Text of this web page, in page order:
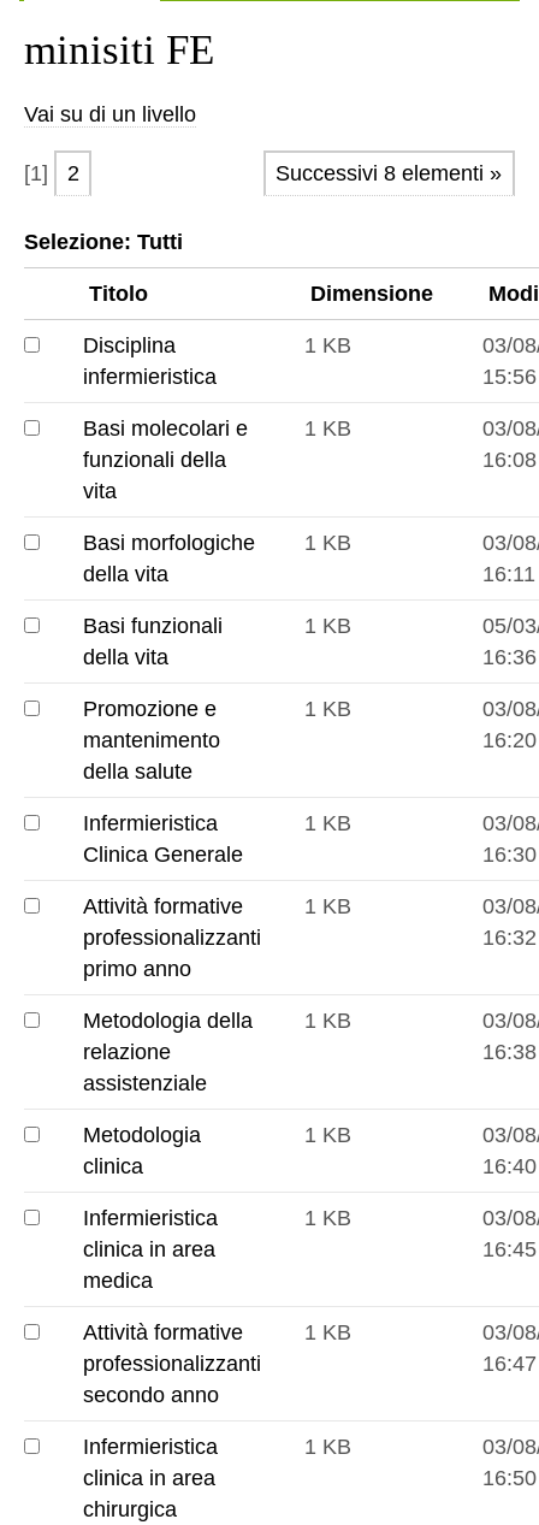
minisiti FE
Vai su di un livello
Successivi 8 elementi »
[1] 2
Selezione:Tutti
Titolo Dimensione
Disciplina
infermieristica
Disciplina
infermieristica
1 KB
03/
15:56
molecolari
e
funzionali
vita
Basi molecolari e
funzionali della
vita
1 KB
03/
16:08
morfologiche
della
Basi morfologiche
della vita
1 KB
03/
16:11
funzionali
della
Basi funzionali
della vita
1 KB
05/
16:36
Promozione
mantenimento
della
salute
Promozione e
mantenimento
della salute
1 KB
03/
16:20
Infermieristica
Clinica
Generale
Infermieristica
Clinica Generale
1 KB
03/
16:30
Attività
formative
professionalizzanti
primo
Attività formative
professionalizzanti
primo anno
1 KB
03/
16:32
Metodologia
relazione
assistenziale
Metodologia della
relazione
assistenziale
1 KB
03/
16:38
Metodologia
clinica
Metodologia
clinica
1 KB
03/
16:40
Infermieristica
clinica
in
area
medica
Infermieristica
clinica in area
medica
1 KB
03/
16:45
Attività
formative
professionalizzanti
secondo
Attività formative
professionalizzanti
secondo anno
1 KB
03/
16:47
Infermieristica
clinica
Infermieristica
clinica in area
chirurgica
1 KB
03/
16:50